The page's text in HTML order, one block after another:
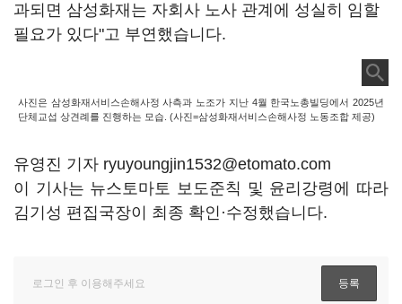
과되면 삼성화재는 자회사 노사 관계에 성실히 임할
필요가 있다"고 부연했습니다.
사진은 삼성화재서비스손해사정 사측과 노조가 지난 4월 한국노총빌딩에서 2025년
단체교섭 상견례를 진행하는 모습. (사진=삼성화재서비스손해사정 노동조합 제공)
유영진 기자 ryuyoungjin1532@etomato.com
이 기사는 뉴스토마토 보도준칙 및 윤리강령에 따라
김기성 편집국장이 최종 확인·수정했습니다.